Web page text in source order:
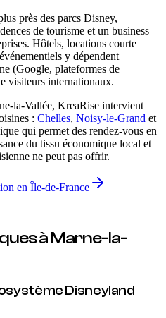
près des parcs Disney,
de tourisme et un business
Hôtels, locations courte
y dépendent
(Google, plateformes de
visiteurs internationaux.
la-Vallée, KreaRise intervient
: Chelles, Noisy-le-Grand et
qui permet des rendez-vous en
du tissu économique local et
ne peut pas offrir.
en Île-de-France
à Marne-la-
Disneyland